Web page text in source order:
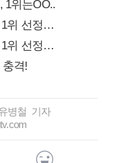
1위는OO..
1위 선정…
1위 선정…
충격!
병철 기자